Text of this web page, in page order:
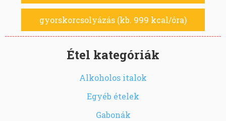
gyorskorcsolyázás (kb. 999 kcal/óra)
Étel kategóriák
Alkoholos italok
Egyéb ételek
Gabonák